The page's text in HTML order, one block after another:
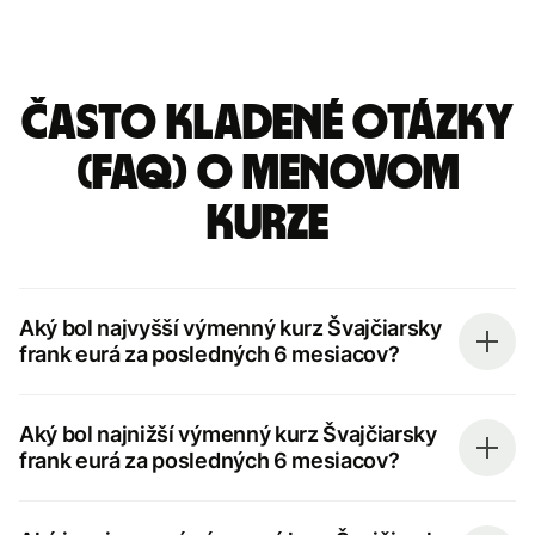
Často kladené otázky
(FAQ) o menovom
kurze
Aký bol najvyšší výmenný kurz Švajčiarsky
frank eurá za posledných 6 mesiacov?
Aký bol najnižší výmenný kurz Švajčiarsky
frank eurá za posledných 6 mesiacov?